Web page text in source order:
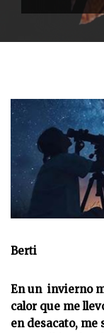
Berti
En un invierno
calor que me
en desacato, me